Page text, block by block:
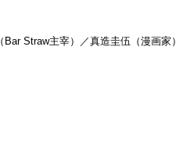
Straw主宰）／真造圭伍（漫画家）